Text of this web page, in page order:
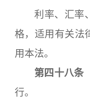
利率、汇率、
格，适用有关法
用本法。
第四十八条
行。